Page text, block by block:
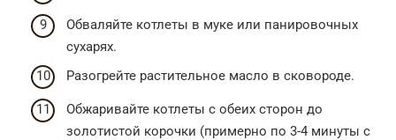
Обваляйте котлеты в муке или панировочных
сухарях.
Разогрейте растительное масло в сковороде.
Обжаривайте котлеты с обеих сторон до
золотистой корочки (примерно по 3-4 минуты с